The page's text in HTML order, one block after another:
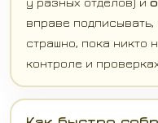
вправе подписывать,
страшно, пока никто
контроле и